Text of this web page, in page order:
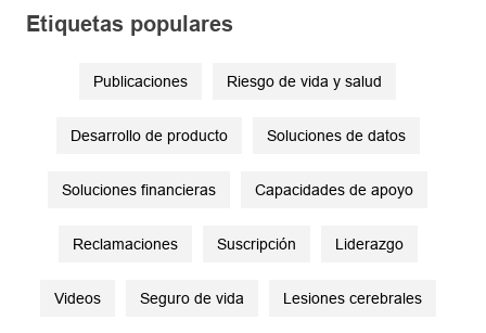
Etiquetas populares
Publicaciones Riesgo de vida y salud
Desarrollo de producto Soluciones de datos
Soluciones financieras Capacidades de apoyo
Reclamaciones Suscripción Liderazgo
Videos Seguro de vida Lesiones cerebrales